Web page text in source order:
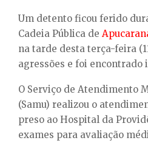
Um detento ficou ferido
Cadeia Pública de
na tarde desta terça-feira
agressões e foi encontrado
O Serviço de Atendimento
(Samu) realizou o
preso ao Hospital da
exames para avaliação